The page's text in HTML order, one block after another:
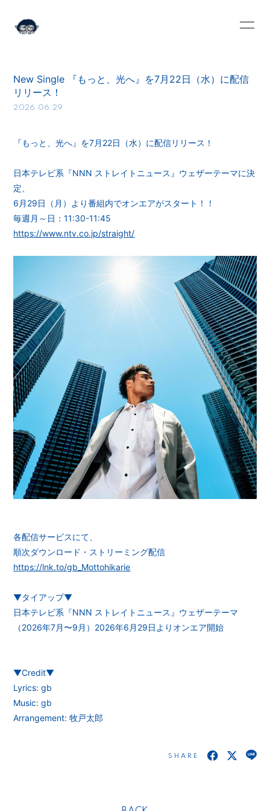
SCHEDULE PROFILE
BLOG MOVIE
RADIO PHOTO
Q&A
New Single 『もっと、光へ』を7月22日（水）に配信
リリース！
2026.06.29
『もっと、光へ』を7月22日（水）に配信リリース！
日本テレビ系『NNN ストレイトニュース』ウェザーテーマに決
定、
6月29日（月）より番組内でオンエアがスタート！！
毎週月～日：11:30-11:45
https://www.ntv.co.jp/straight/
各配信サービスにて、
順次ダウンロード・ストリーミング配信
https://lnk.to/gb_Mottohikarie
▼タイアップ▼
日本テレビ系『NNN ストレイトニュース』ウェザーテーマ
（2026年7月〜9月）2026年6月29日よりオンエア開始
▼Credit▼
Lyrics: gb
Music: gb
Arrangement: 牧戸太郎
SHARE